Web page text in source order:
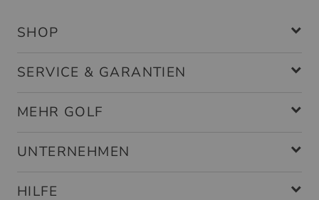
SHOP
SERVICE & GARANTIEN
MEHR GOLF
UNTERNEHMEN
HILFE